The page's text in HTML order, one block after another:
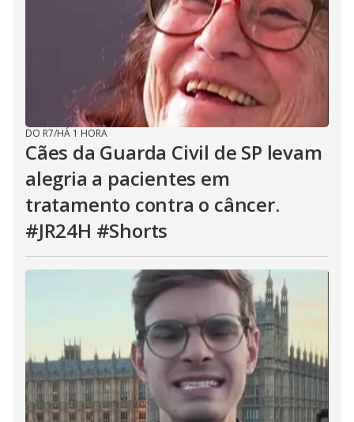
DO R7/HÁ 1 HORA
Cães da Guarda Civil de SP levam
alegria a pacientes em
tratamento contra o câncer.
#JR24H #Shorts